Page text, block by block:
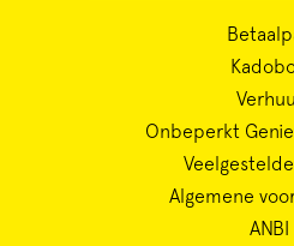
Onbeperkt
Algemene
ANBI